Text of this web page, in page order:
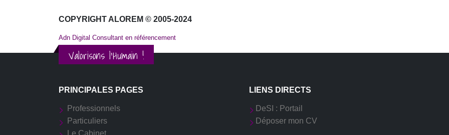
COPYRIGHT ALOREM © 2005-2024
Adn Digital Consultant en référencement
Valorisons l'Humain !
PRINCIPALES PAGES
Professionnels
Particuliers
LIENS DIRECTS
DeSI : Portail
Déposer mon CV